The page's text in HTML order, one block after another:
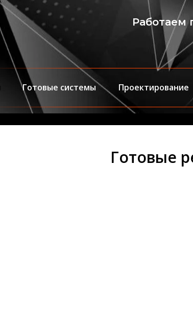
Работаем
Готовые системы Проектирование
Готовые